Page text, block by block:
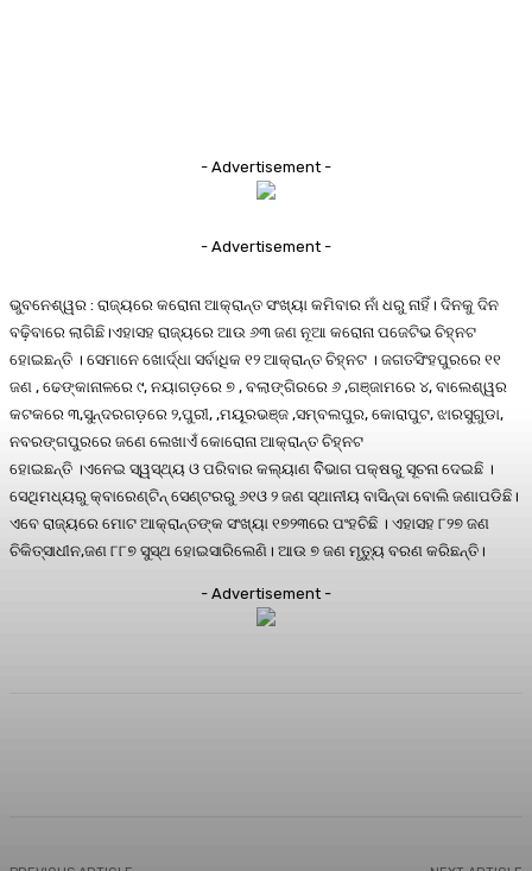
- Advertisement -
- Advertisement -
ଭୁବନେଶ୍ୱର : ରାଜ୍ୟରେ କରୋନା ଆକ୍ରାନ୍ତ ସଂଖ୍ୟା କମିବାର ନାଁ ଧରୁ ନାହିଁ। ଦିନକୁ ଦିନ
ବଢ଼ିବାରେ ଲାଗିଛି।ଏହାସହ ରାଜ୍ୟରେ ଆଉ ୬୩ ଜଣ ନୂଆ କରୋନା ପଜେଟିଭ ଚିହ୍ନଟ
ହୋଇଛନ୍ତି । ସେମାନେ ଖୋର୍ଦ୍ଧା ସର୍ବାଧିକ ୧୨ ଆକ୍ରାନ୍ତ ଚିହ୍ନଟ । ଜଗତସିଂହପୁରରେ ୧୧
ଜଣ , ଢେଙ୍କାନାଳରେ ୯, ନୟାଗଡ଼ରେ ୭ , ବଲାଙ୍ଗିରରେ ୬ ,ଗଞ୍ଜାମରେ ୪, ବାଲେଶ୍ୱର
କଟକରେ ୩,ସୁନ୍ଦରଗଡ଼ରେ ୨,ପୁରୀ, ,ମୟୂରଭଞ୍ଜ ,ସମ୍ବଲପୁର, କୋରାପୁଟ, ଝାରସୁଗୁଡା,
ନବରଙ୍ଗପୁରରେ ଜଣେ ଲେଖାଏଁ କୋରୋନା ଆକ୍ରାନ୍ତ ଚିହ୍ନଟ
ହୋଇଛନ୍ତି ।ଏନେଇ ସ୍ୱସ୍ଥ୍ୟ ଓ ପରିବାର କଲ୍ୟାଣ ବିିଭାଗ ପକ୍ଷରୁ ସୂଚନା ଦେଇଛି ।
ସେଥିମଧ୍ୟରୁ କ୍ବାରେଣ୍ଟିନ୍ ସେଣ୍ଟରରୁ ୬୧ଓ ୨ ଜଣ ସ୍ଥାନୀୟ ବାସିନ୍ଦା ବୋଲି ଜଣାପଡିଛି।
ଏବେ ରାଜ୍ୟରେ ମୋଟ ଆକ୍ରାନ୍ତଙ୍କ ସଂଖ୍ୟା ୧୭୨୩ରେ ପଂହଚିଛି । ଏହାସହ ୮୨୭ ଜଣ
ଚିକିତ୍ସାଧୀନ,ଜଣ ୮୮୭ ସୁସ୍ଥ ହୋଇସାରିଲେଣି। ଆଉ ୭ ଜଣ ମୃତ୍ୟୁ ବରଣ କରିଛନ୍ତି।
- Advertisement -